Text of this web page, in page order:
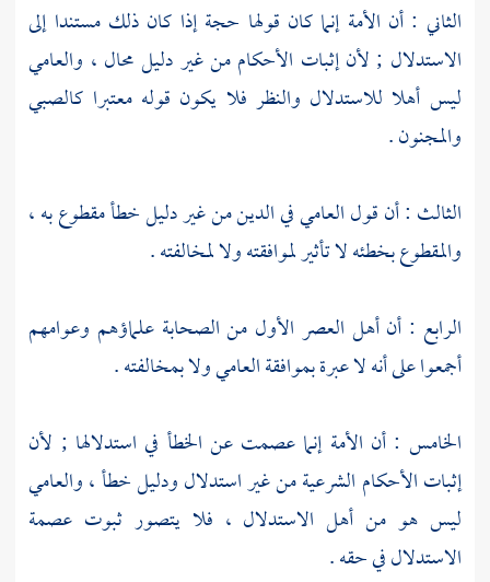
الثاني : أن الأمة إنما كان قولها حجة إذا كان ذلك مستندا إلى
الاستدلال ; لأن إثبات الأحكام من غير دليل محال ، والعامي
ليس أهلا للاستدلال والنظر فلا يكون قوله معتبرا كالصبي
والمجنون .
الثالث : أن قول العامي في الدين من غير دليل خطأ مقطوع به ،
والمقطوع بخطئه لا تأثير لموافقته ولا لمخالفته .
الرابع : أن أهل العصر الأول من الصحابة علماؤهم وعوامهم
أجمعوا على أنه لا عبرة بموافقة العامي ولا بمخالفته .
الخامس : أن الأمة إنما عصمت عن الخطأ في استدلالها ; لأن
إثبات الأحكام الشرعية من غير استدلال ودليل خطأ ، والعامي
ليس هو من أهل الاستدلال ، فلا يتصور ثبوت عصمة
الاستدلال في حقه .